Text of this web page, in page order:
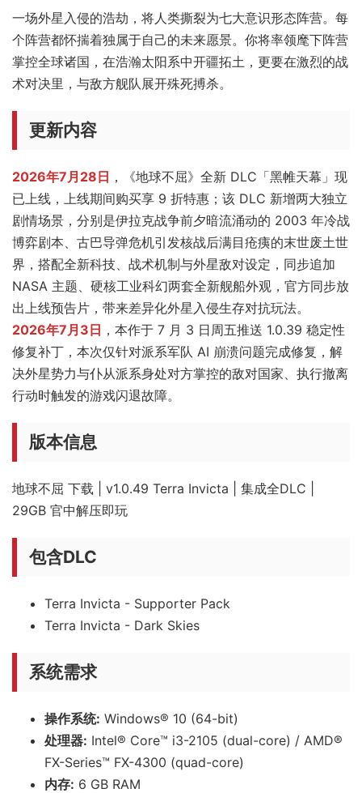
一场外星入侵的浩劫，将人类撕裂为七大意识形态阵营。每
个阵营都怀揣着独属于自己的未来愿景。你将率领麾下阵营
掌控全球诸国，在浩瀚太阳系中开疆拓土，更要在激烈的战
术对决里，与敌方舰队展开殊死搏杀。
更新内容
2026年7月28日 ，《地球不屈》全新 DLC「黑帷天幕」现
已上线，上线期间购买享 9 折特惠；该 DLC 新增两大独立
剧情场景，分别是伊拉克战争前夕暗流涌动的 2003 年冷战
博弈剧本、古巴导弹危机引发核战后满目疮痍的末世废土世
界，搭配全新科技、战术机制与外星敌对设定，同步追加
NASA 主题、硬核工业科幻两套全新舰船外观，官方同步放
出上线预告片，带来差异化外星入侵生存对抗玩法。
2026年7月3日 ，本作于 7 月 3 日周五推送 1.0.39 稳定性
修复补丁，本次仅针对派系军队 AI 崩溃问题完成修复，解
决外星势力与仆从派系身处对方掌控的敌对国家、执行撤离
行动时触发的游戏闪退故障。
版本信息
地球不屈 下载 | v1.0.49 Terra Invicta | 集成全DLC |
29GB 官中解压即玩
包含DLC
Terra Invicta - Supporter Pack
Terra Invicta - Dark Skies
系统需求
操作系统: Windows® 10 (64-bit)
处理器: Intel® Core™ i3-2105 (dual-core) / AMD®
FX-Series™ FX-4300 (quad-core)
内存: 6 GB RAM